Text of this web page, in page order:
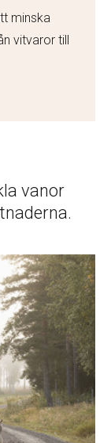
minska
vitvaror till
vanor